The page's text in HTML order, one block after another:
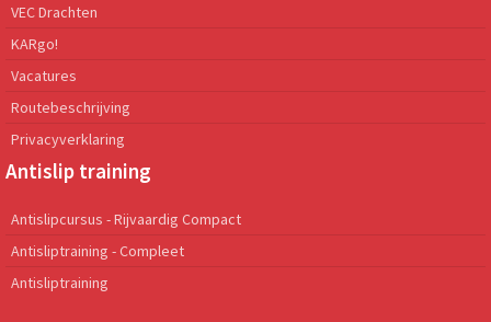
VEC Drachten
KARgo!
Vacatures
Routebeschrijving
Privacyverklaring
Antislip training
Antislipcursus - Rijvaardig Compact
Antisliptraining - Compleet
Antisliptraining